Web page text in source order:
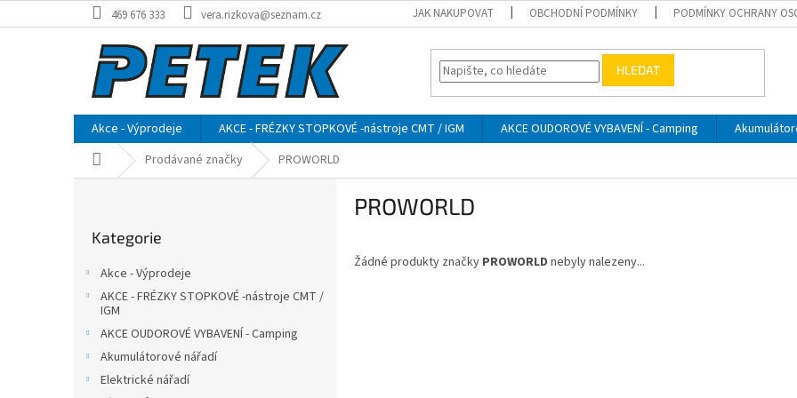
na
469 676 333 vera.rizkova@seznam.cz JAK NAKUPOVAT OBCHODNÍ PODMÍNKY PODMÍNKY OCHRANY
HLEDAT
Akce - Výprodeje AKCE - FRÉZKY STOPKOVÉ -nástroje CMT / IGM AKCE OUDOROVÉ VYBAVENÍ - Camping
Domů Prodávané značky PROWORLD
kategorie
Kategorie
Akce - Výprodeje
AKCE - FRÉZKY STOPKOVÉ -nástroje CMT /
IGM
AKCE OUDOROVÉ VYBAVENÍ - Camping
Akumulátorové nářadí
Elektrické nářadí
PROWORLD
Žádné produkty značky PROWORLD nebyly nalezeny...